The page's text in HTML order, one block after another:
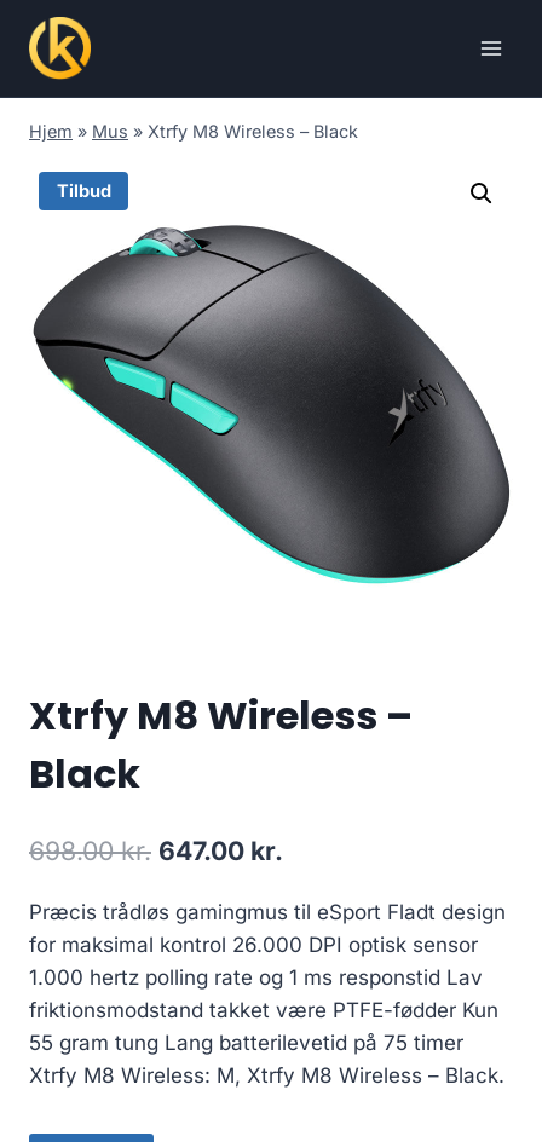
content
Hjem » Mus » Xtrfy M8 Wireless – Black
Tilbud
Xtrfy M8 Wireless –
Black
698.00kr. Original
was:
698.00 kr..
647.00 kr.
is:
647.00 kr..
Præcis trådløs gamingmus til eSport Fladt design
for maksimal kontrol 26.000 DPI optisk sensor
1.000 hertz polling rate og 1 ms responstid Lav
friktionsmodstand takket være PTFE-fødder Kun
55 gram tung Lang batterilevetid på 75 timer
Xtrfy M8 Wireless: M, Xtrfy M8 Wireless – Black.